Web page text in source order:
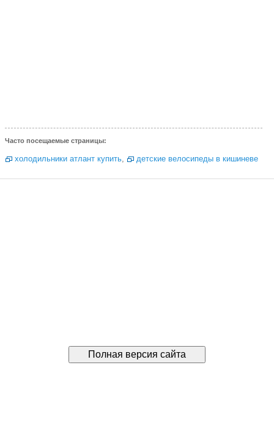
Часто посещаемые страницы:
холодильники атлант купить, детские велосипеды в кишиневе